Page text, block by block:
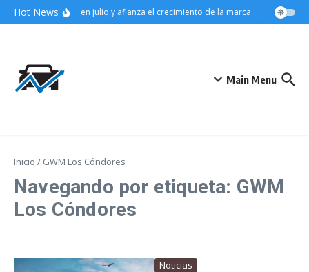
Saltar al contenido
Hot News
el segmento SUV en julio y afianza el crecimiento de la marca Audi
Main Menu
Inicio / GWM Los Cóndores
Navegando por etiqueta: GWM
Los Cóndores
Noticias